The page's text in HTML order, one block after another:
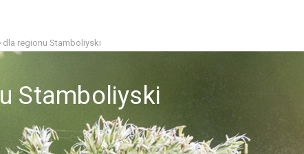
dla regionu Stamboliyski
Stamboliyski